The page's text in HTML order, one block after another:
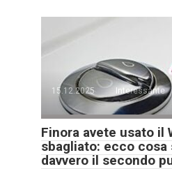
15.12.2025
Interessante
Finora avete usato il
sbagliato: ecco
davvero il secondo